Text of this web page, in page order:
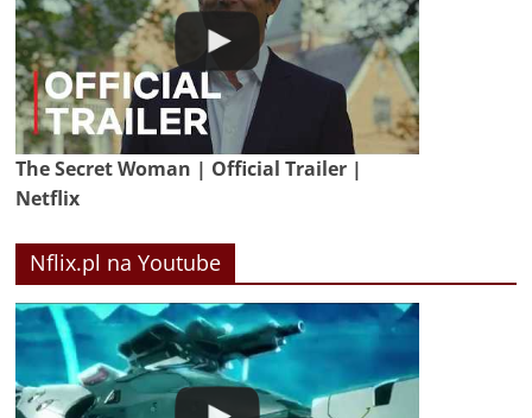
The Secret Woman | Official Trailer |
Netflix
Nflix.pl na Youtube